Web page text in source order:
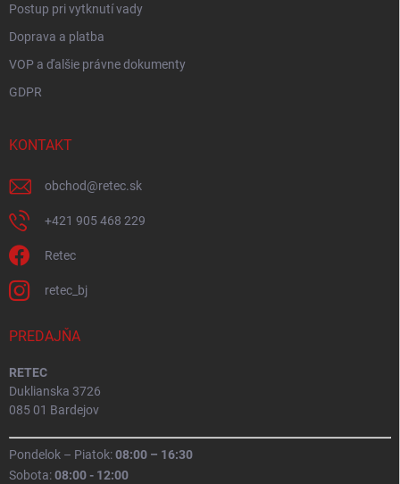
Postup pri vytknutí vady
Doprava a platba
VOP a ďalšie právne dokumenty
GDPR
KONTAKT
obchod@retec.sk
+421 905 468 229
Retec
retec_bj
PREDAJŇA
RETEC
Duklianska 3726
085 01 Bardejov
Pondelok – Piatok:08:00 – 16:30
Sobota:08:00 - 12:00